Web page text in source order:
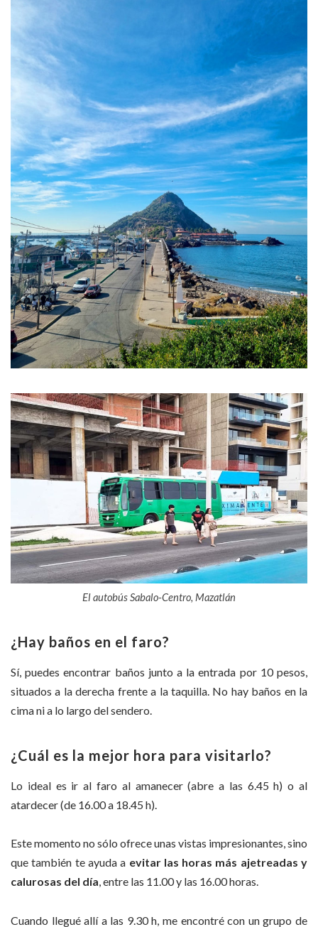
El autobús Sabalo-Centro, Mazatlán
¿Hay baños en el faro?
Sí, puedes encontrar baños junto a la entrada por 10 pesos,
situados a la derecha frente a la taquilla. No hay baños en la
cima ni a lo largo del sendero.
¿Cuál es la mejor hora para visitarlo?
Lo ideal es ir al faro al amanecer (abre a las 6.45 h) o al
atardecer (de 16.00 a 18.45 h).
Este momento no sólo ofrece unas vistas impresionantes, sino
que también te ayuda a evitar las horas más ajetreadas y
calurosas del día, entre las 11.00 y las 16.00 horas.
Cuando llegué allí a las 9.30 h, me encontré con un grupo de